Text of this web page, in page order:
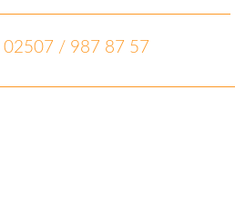
02507 / 987 87 57